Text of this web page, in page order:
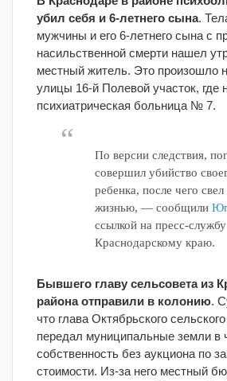
убил себя и 6-летнего сына.
мужчины и его 6-летнего сына с
насильственной смерти нашел
местный житель. Это произошло
улицы 16-й Полевой участок, где
психиатрическая больница № 7.
По версии следствия,
совершил убийство
ребенка, после чего
жизнью, — сообщили
ссылкой на пресс-
Краснодарскому краю.
Бывшего главу сельсовета из
района отправили в колонию.
что глава Октябрьского
передал муниципальные земли в
собственность без аукциона по
стоимости. Из-за него местный